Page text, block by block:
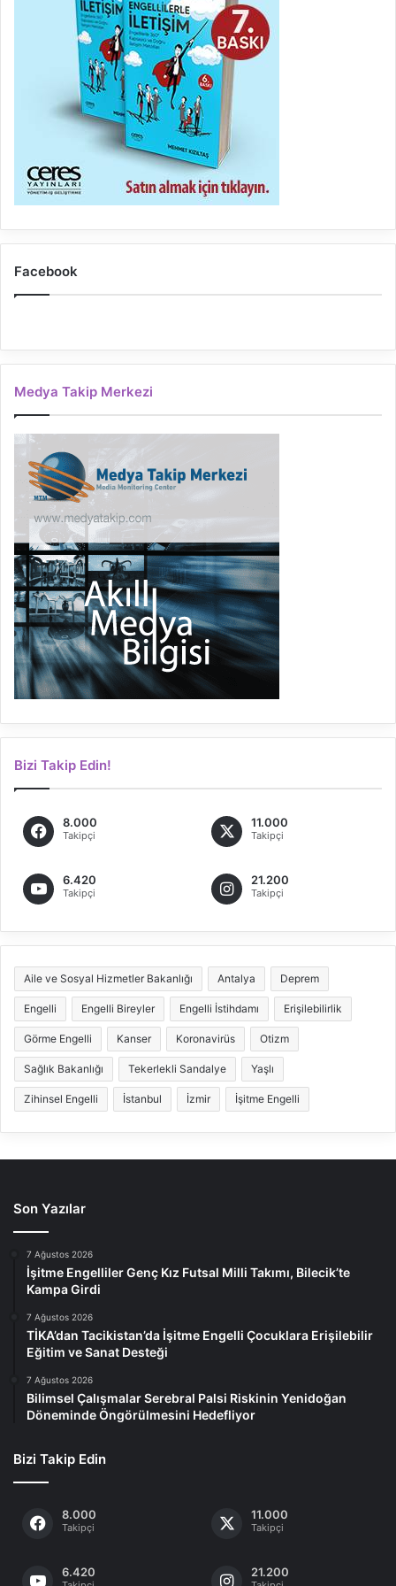
Facebook
Medya Takip Merkezi
Bizi Takip Edin!
8.000
Takipçi
11.000
Takipçi
6.420
Takipçi
21.200
Takipçi
Aile ve Sosyal Hizmetler Bakanlığı Antalya Deprem
Engelli Engelli Bireyler Engelli İstihdamı Erişilebilirlik
Görme Engelli Kanser Koronavirüs Otizm
Sağlık Bakanlığı Tekerlekli Sandalye Yaşlı
Zihinsel Engelli İstanbul İzmir İşitme Engelli
Son Yazılar
7 Ağustos 2026
İşitme Engelliler Genç Kız Futsal Milli Takımı, Bilecik’te
Kampa Girdi
7 Ağustos 2026
TİKA’dan Tacikistan’da İşitme Engelli Çocuklara Erişilebilir
Eğitim ve Sanat Desteği
7 Ağustos 2026
Bilimsel Çalışmalar Serebral Palsi Riskinin Yenidoğan
Döneminde Öngörülmesini Hedefliyor
Bizi Takip Edin
8.000
Takipçi
11.000
Takipçi
6.420 21.200